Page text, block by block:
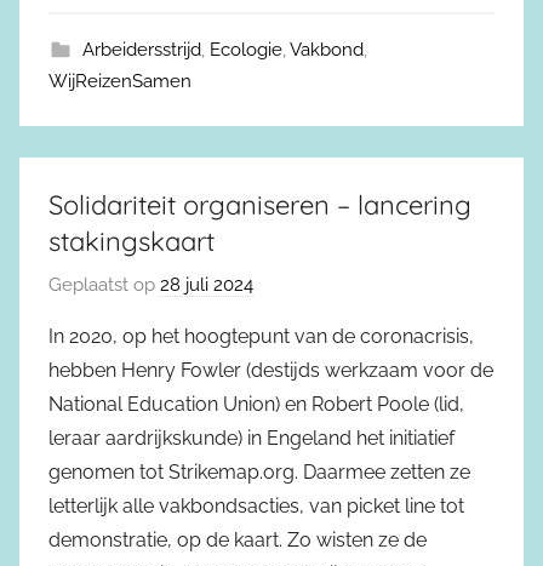
Arbeidersstrijd, Ecologie,Vakbond,
WijReizenSamen
Solidariteit organiseren – lancering
stakingskaart
Geplaatst op 28 juli 2024
In 2020, op het hoogtepunt van de coronacrisis,
hebben Henry Fowler (destijds werkzaam voor de
National Education Union) en Robert Poole (lid,
leraar aardrijkskunde) in Engeland het initiatief
genomen tot Strikemap.org. Daarmee zetten ze
letterlijk alle vakbondsacties, van picket line tot
demonstratie, op de kaart. Zo wisten ze de